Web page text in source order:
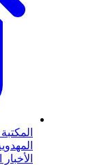
المهدوية
اختبر
المهدوية